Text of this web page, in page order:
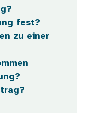
fest?
zu einer